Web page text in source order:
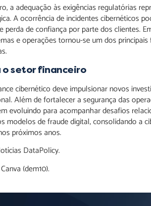
a adequação às exigências regulatórias
A ocorrência de incidentes cibernéticos
perda de confiança por parte dos clientes.
e operações tornou-se um dos
o setor financeiro
cibernético deve impulsionar novos
Além de fortalecer a segurança das
evoluindo para acompanhar desafios
modelos de fraude digital, consolidando a
próximos anos.
DataPolicy.
(dem10).